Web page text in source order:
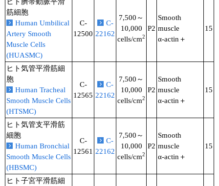
筋細胞
Human Umbilical
Artery Smooth
Muscle Cells
(HUASMC)
C-
12500
C-
22162
7,500～
10,000
cells/cm2
P2
Smooth
muscle
α-actin＋
15
ヒト気管平滑筋細
胞
Human Tracheal
Smooth Muscle Cells
(HTSMC)
C-
12565
C-
22162
7,500～
10,000
cells/cm2
P2
Smooth
muscle
α-actin＋
15
ヒト気管支平滑筋
細胞
Human Bronchial
Smooth Muscle Cells
(HBSMC)
C-
12561
C-
22162
7,500～
10,000
cells/cm2
P2
Smooth
muscle
α-actin＋
15
ヒト子宮平滑筋細